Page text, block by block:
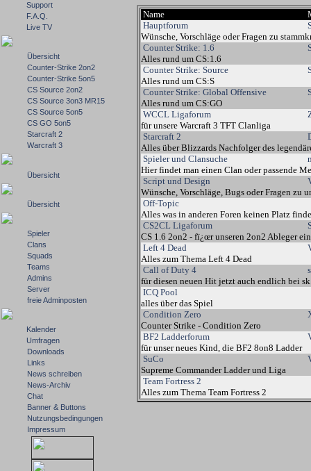
Support
F.A.Q.
Live TV
Übersicht
Counter-Strike 2on2
Counter-Strike 5on5
CS Source 2on2
CS Source 3on3 MR15
CS Source 5on5
CS GO 5on5
Starcraft 2
Warcraft 3
Übersicht
Übersicht
Spieler
Clans
Squads
Teams
Admins
Server
freie Adminposten
Kalender
Umfragen
Downloads
Links
News schreiben
News-Archiv
Chat
Banner & Buttons
Nutzungsbedingungen
Impressum
Name
Hauptforum
Wünsche, Vorschläge oder Fragen zu
Counter Strike: 1.6
Alles rund um CS:1.6
Counter Strike: Source
Alles rund um CS:S
Counter Strike: Global Offensive
Alles rund um CS:GO
WCCL Ligaforum
für unsere Warcraft 3 TFT Clanliga
Starcraft 2
Alles über Blizzards Nachfolger des
Spieler und Clansuche
Hier findet man einen Clan oder passende
Script und Design
Wünsche, Vorschläge, Bugs oder Fragen zu
Off-Topic
Alles was in anderen Foren keinen Platz
CS2CL Ligaforum
CS 1.6 2on2 - fï¿œr unseren 2on2 Ableger
Left 4 Dead
Alles zum Thema Left 4 Dead
Call of Duty 4
für diesen neuen Hit jetzt auch endlich bei
ICQ Pool
alles über das Spiel
Condition Zero
Counter Strike - Condition Zero
BF2 Ladderforum
für unser neues Kind, die BF2 8on8 Ladder
SuCo
Supreme Commander Ladder und Liga
Team Fortress 2
Alles zum Thema Team Fortress 2